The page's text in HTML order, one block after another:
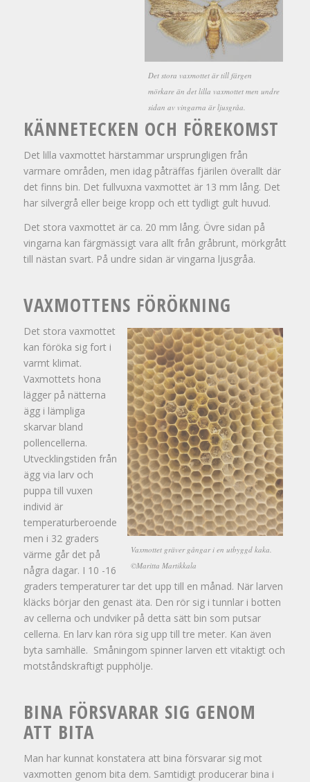
Det stora vaxmottet är till färgen
mörkare än det lilla vaxmottet men undre
sidan av vingarna är ljusgråa.
KÄNNETECKEN OCH FÖREKOMST
Det lilla vaxmottet härstammar ursprungligen från
varmare områden, men idag påträffas fjärilen överallt där
det finns bin. Det fullvuxna vaxmottet är 13 mm lång. Det
har silvergrå eller beige kropp och ett tydligt gult huvud.
Det stora vaxmottet är ca. 20 mm lång. Övre sidan på
vingarna kan färgmässigt vara allt från gråbrunt, mörkgrått
till nästan svart. På undre sidan är vingarna ljusgråa.
VAXMOTTENS FÖRÖKNING
Vaxmottet gräver gångar i en utbyggd kaka.
©Maritta Martikkala
Det stora vaxmottet
kan föröka sig fort i
varmt klimat.
Vaxmottets hona
lägger på nätterna
ägg i lämpliga
skarvar bland
pollencellerna.
Utvecklingstiden från
ägg via larv och
puppa till vuxen
individ är
temperaturberoende
men i 32 graders
värme går det på
några dagar. I 10 -16
graders temperaturer tar det upp till en månad. När larven
kläcks börjar den genast äta. Den rör sig i tunnlar i botten
av cellerna och undviker på detta sätt bin som putsar
cellerna. En larv kan röra sig upp till tre meter. Kan även
byta samhälle. Småningom spinner larven ett vitaktigt och
motståndskraftigt pupphölje.
BINA FÖRSVARAR SIG GENOM
ATT BITA
Man har kunnat konstatera att bina försvarar sig mot
vaxmotten genom bita dem. Samtidigt producerar bina i